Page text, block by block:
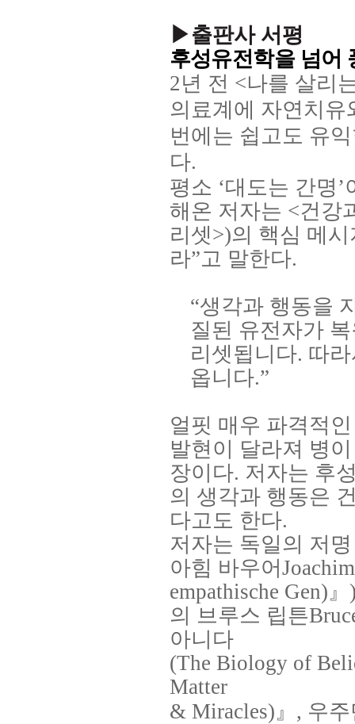
▶출판사 서평
후성유전학을 넘어
2년 전 <나를 살리
의료계에 자연치
번에는 쉽고도 유
다.
평소 ‘대도는 간명 ’
해온 저자는 <건강
리셋>)의 핵심 메
라”고 말한다.
“생각과 행동을
질된 유전자가
리셋됩니다. 따
옵니다.”
얼핏 매우 파격적
발현이 달라져 병
장이다. 저자는 후
의 생각과 행동은
다고도 한다.
저자는 독일의 저
아힘 바우어
empathische Gen)』
의 브루스 립튼
아니다
(The Biology of
Matter
& Miracles)』 , 우